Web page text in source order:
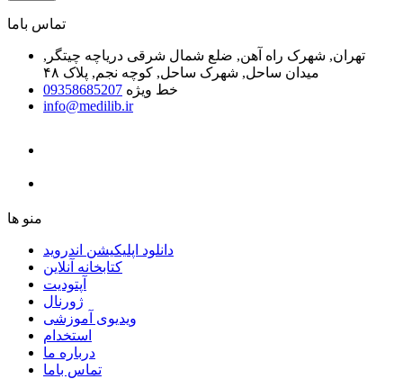
ﺗﻤﺎﺱ ﺑﺎﻣﺎ
تهران, شهرک راه آهن, ضلع شمال شرقی دریاچه چیتگر,
میدان ساحل, شهرک ساحل, کوچه نجم, پلاک ۴۸
خط ویژه 09358685207
info@medilib.ir
ﻣﻨﻮ ﻫﺎ
دانلود اپلیکیشن اندروید
ﮐﺘﺎﺑﺨﺎﻧﻪ ﺁﻧﻼﯾﻦ
ﺁﭘﺘﻮﺩﯾﺖ
ﮊﻭﺭﻧﺎﻝ
ویدیوی آموزشی
استخدام
درباره ما
ﺗﻤﺎﺱ ﺑﺎﻣﺎ